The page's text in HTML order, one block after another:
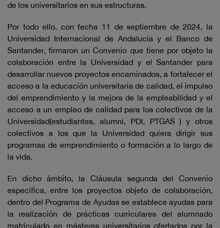
de los universitarios en sus estructuras.
Por todo ello, con fecha 11 de septiembre de 2024, la
Universidad Internacional de Andalucía y el Banco de
Santander, firmaron un Convenio que tiene por objeto la
colaboración entre la Universidad y el Santander para
desarrollar nuevos proyectos encaminados, a fortalecer el
acceso a la educación universitaria de calidad, el impulso
del emprendimiento y la mejora de la empleabilidad y el
acceso a un empleo de calidad para los colectivos de la
Universidad(estudiantes, alumni, PDI, PTGAS ) y otros
colectivos a los que la Universidad quiera dirigir sus
programas de emprendimiento o formación a lo largo de
la vida.
En dicho ámbito, la Cláusula segunda del Convenio
específica, entre los proyectos objeto de colaboración,
dentro del Programa de Ayudas se establece ayudas para
la realización de prácticas curriculares del alumnado
matriculado en másteres universitarios ofertados por la